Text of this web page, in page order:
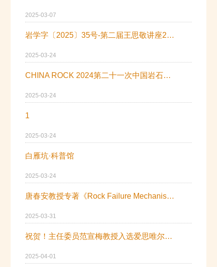
2025-03-07
岩学字〔2025〕35号-第二届王思敬讲座2号通知
2025-03-24
CHINA ROCK 2024第二十一次中国岩石力学与工程学术年会
2025-03-24
1
2025-03-24
白雁坑·科普馆
2025-03-24
唐春安教授专著《Rock Failure Mechanism》出版发行
2025-03-31
祝贺！主任委员范宣梅教授入选爱思唯尔2024“中国高被引学者”榜单
2025-04-01